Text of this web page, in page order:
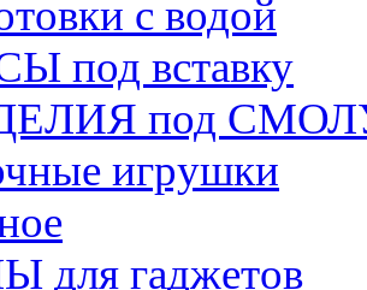
с водой
под вставку
под
игрушки
для гаджетов